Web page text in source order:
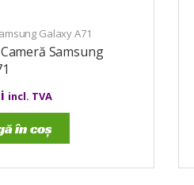
Galaxy A71
Samsung
incl. TVA
în coș